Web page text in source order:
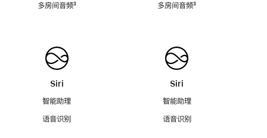
多房间音频脚
³
Siri
智能助理
语音识别
多房间音频脚
³
Siri
智能助理
语音识别